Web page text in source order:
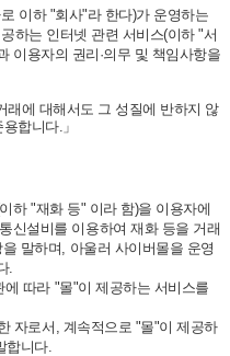
이하 "회사"라 한다)가 운영하는
하는 인터넷 관련 서비스(이하 "서
이용자의 권리·의무 및 책임사항을
에 대해서도 그 성질에 반하지 않
합니다.」
하 "재화 등" 이라 함)을 이용자에
신설비를 이용하여 재화 등을 거래
말하며, 아울러 사이버몰을 운영
.
따라 "몰"이 제공하는 서비스를
자로서, 계속적으로 "몰"이 제공하
합니다.